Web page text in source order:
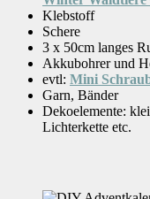
Klebstoff
Schere
3 x 50cm langes
Akkubohrer und
evtl: Mini
Garn, Bänder
Dekoelemente:
Lichterkette etc.